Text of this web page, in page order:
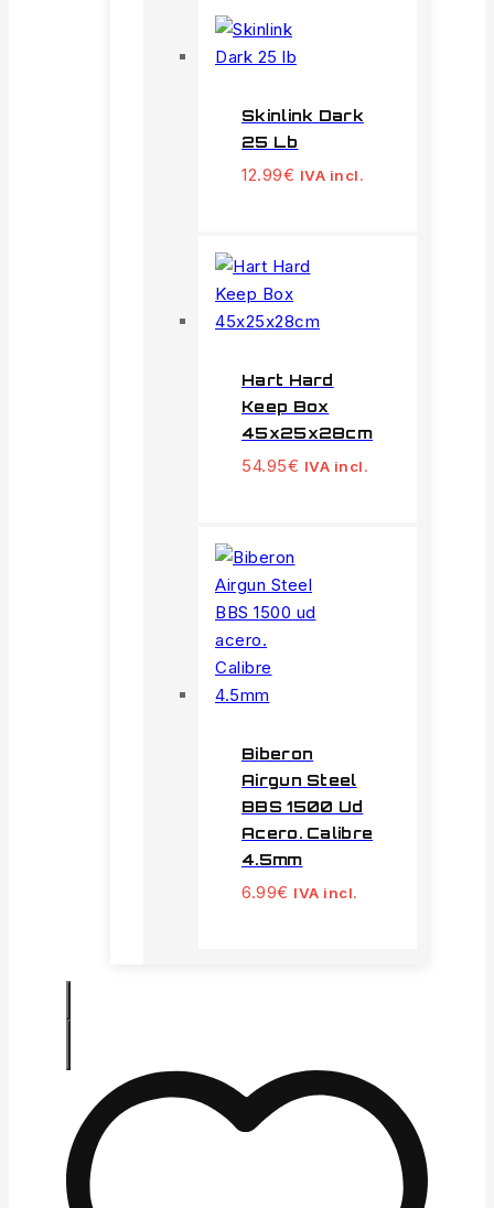
Skinlink Dark
25 Lb
12.99€ IVA incl.
Hart Hard
Keep Box
45x25x28cm
54.95€ IVA incl.
Biberon
Airgun Steel
BBS 1500 Ud
Acero. Calibre
4.5mm
6.99€ IVA incl.